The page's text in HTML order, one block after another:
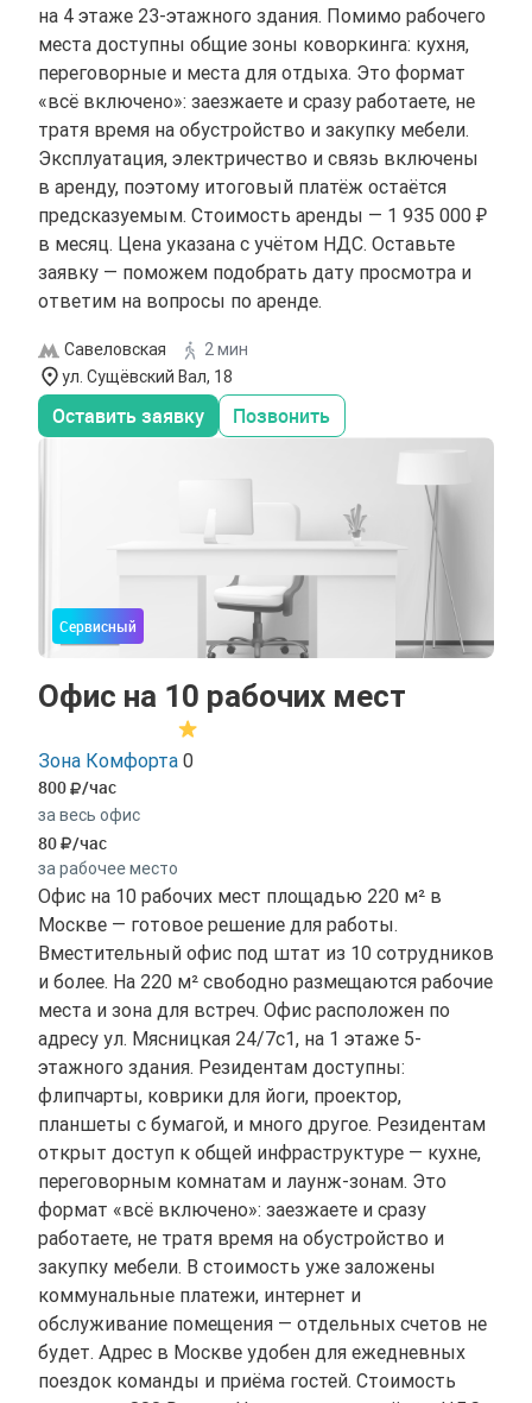
на 4 этаже 23-этажного здания. Помимо рабочего
места доступны общие зоны коворкинга: кухня,
переговорные и места для отдыха. Это формат
«всё включено»: заезжаете и сразу работаете, не
тратя время на обустройство и закупку мебели.
Эксплуатация, электричество и связь включены
в аренду, поэтому итоговый платёж остаётся
предсказуемым. Стоимость аренды — 1 935 000 ₽
в месяц. Цена указана с учётом НДС. Оставьте
заявку — поможем подобрать дату просмотра и
ответим на вопросы по аренде.
Савеловская
2 мин
ул. Сущёвский Вал, 18
Оставить заявку Позвонить
Сервисный
Офис на 10 рабочих мест
Зона Комфорта 0
800 /час
за весь офис
80 /час
за рабочее место
Офис на 10 рабочих мест площадью 220 м² в
Москве — готовое решение для работы.
Вместительный офис под штат из 10 сотрудников
и более. На 220 м² свободно размещаются рабочие
места и зона для встреч. Офис расположен по
адресу ул. Мясницкая 24/7с1, на 1 этаже 5-
этажного здания. Резидентам доступны:
флипчарты, коврики для йоги, проектор,
планшеты с бумагой, и много другое. Резидентам
открыт доступ к общей инфраструктуре — кухне,
переговорным комнатам и лаунж-зонам. Это
формат «всё включено»: заезжаете и сразу
работаете, не тратя время на обустройство и
закупку мебели. В стоимость уже заложены
коммунальные платежи, интернет и
обслуживание помещения — отдельных счетов не
будет. Адрес в Москве удобен для ежедневных
поездок команды и приёма гостей. Стоимость